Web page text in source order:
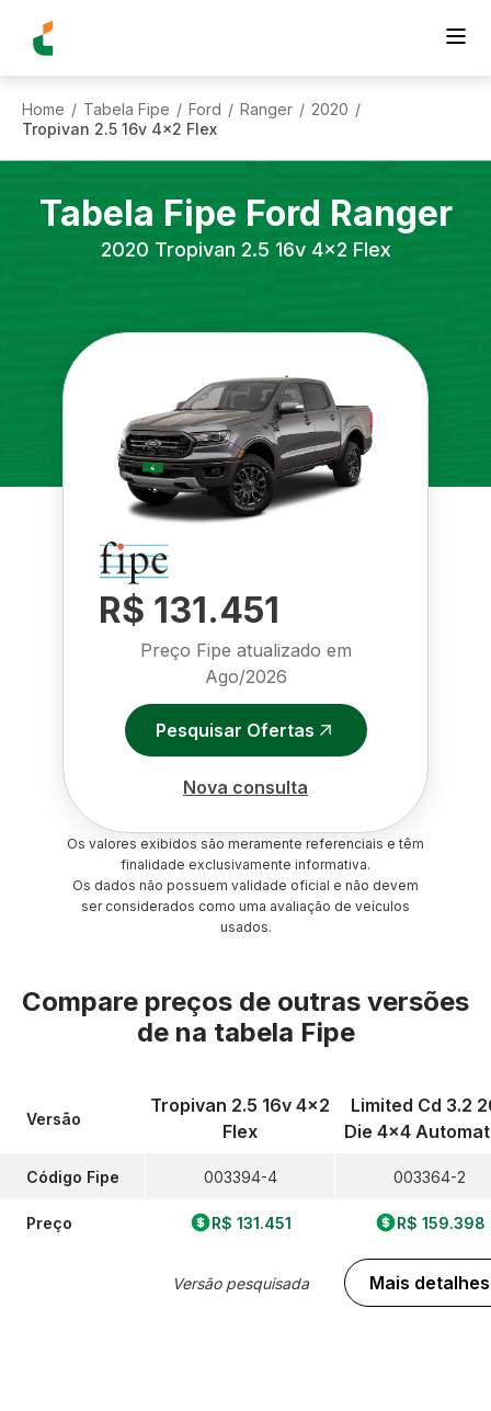
Home / Tabela Fipe / Ford / Ranger / 2020 /
Tropivan 2.5 16v 4x2 Flex
Tabela Fipe Ford Ranger
2020 Tropivan 2.5 16v 4x2 Flex
R$ 131.451
Preço Fipe atualizado em
Ago/2026
Pesquisar Ofertas
Nova consulta
Os valores exibidos são meramente referenciais e têm
finalidade exclusivamente informativa.
Os dados não possuem validade oficial e não devem
ser considerados como uma avaliação de veículos
usados.
Compare preços de outras versões
de na tabela Fipe
Versão
Código Fipe
Preço
Tropivan 2.5 16v 4x2
Flex
003394-4
R$ 131.451
Versão pesquisada
Limited Cd 3.2
Die 4x4
003364-2
R$ 159.398
Mais detalhes